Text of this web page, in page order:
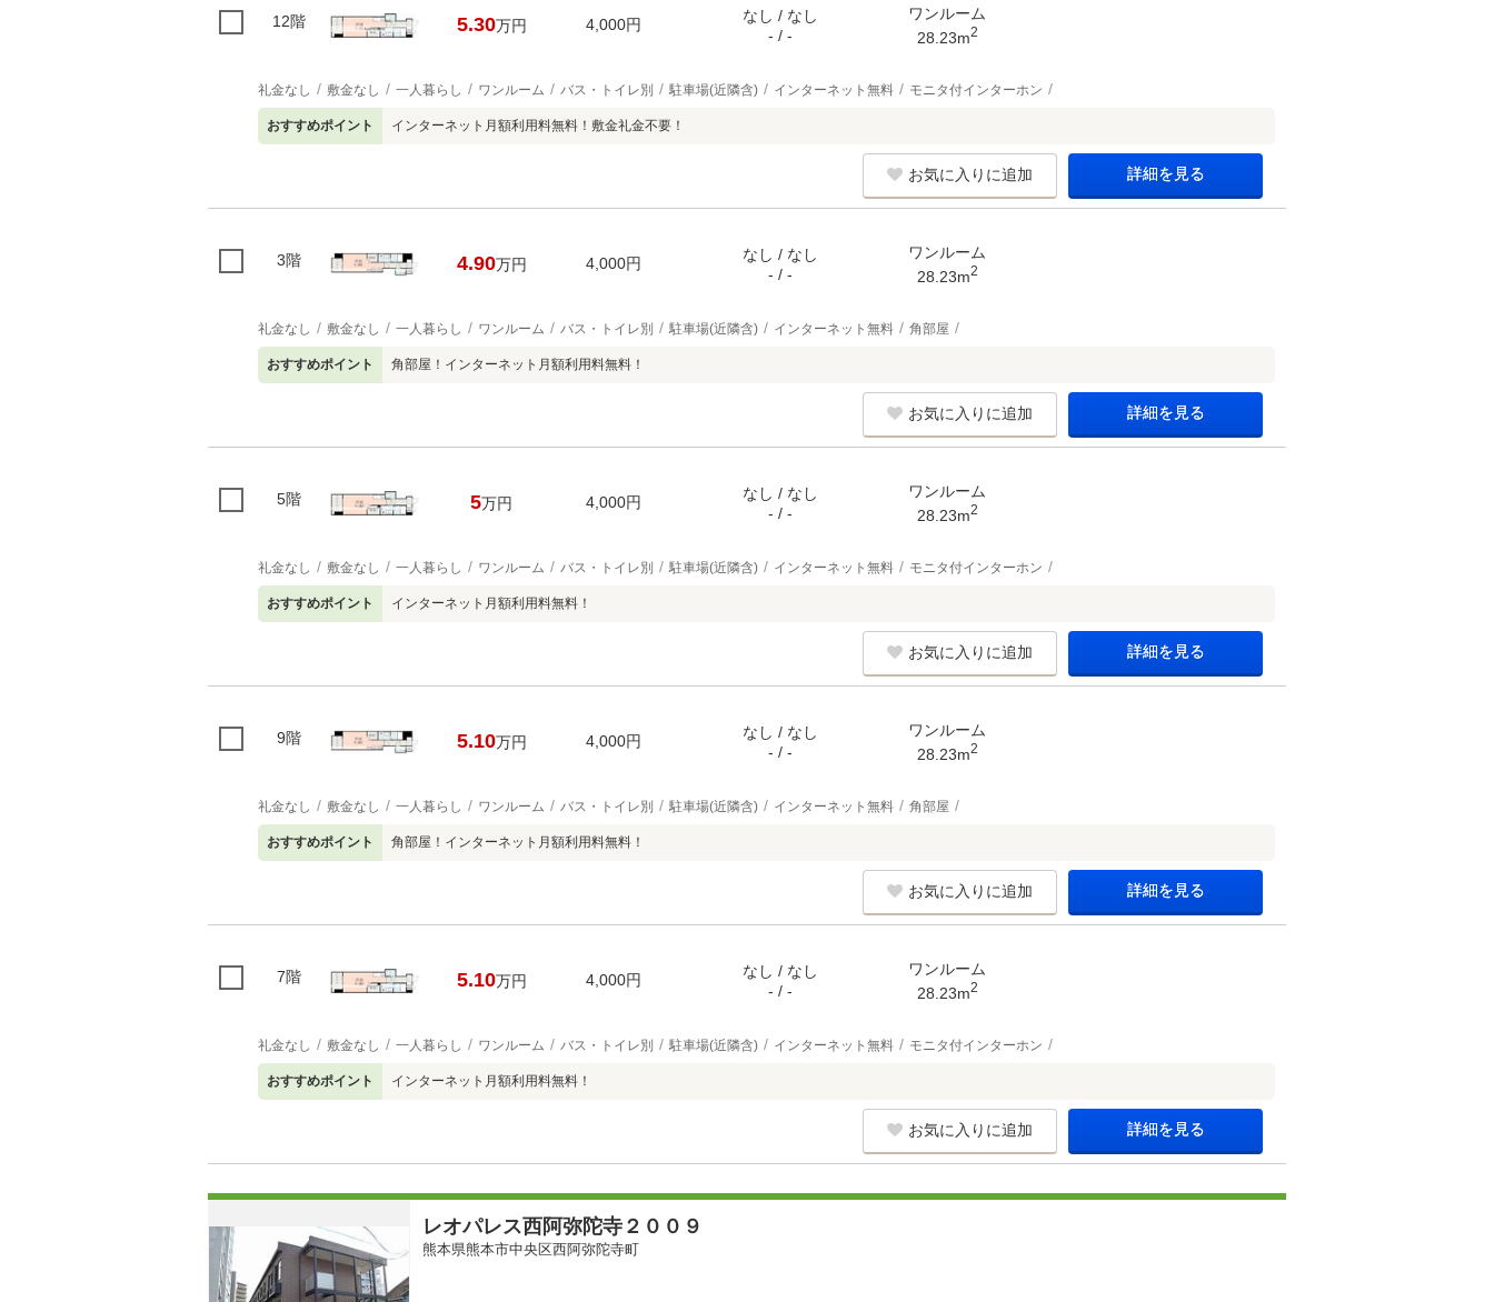
12階 5.30万円 4,000円
なし / なし
- / -
ワンルーム
28.23m2
礼金なし 敷金なし 一人暮らし ワンルーム バス・トイレ別 駐車場(近隣含) インターネット無料 モニタ付インターホン
おすすめポイント インターネット月額利用料無料！敷金礼金不要！
お気に入りに追加 詳細を見る
3階 4.90万円 4,000円
なし / なし
- / -
ワンルーム
28.23m2
礼金なし 敷金なし 一人暮らし ワンルーム バス・トイレ別 駐車場(近隣含) インターネット無料 角部屋
おすすめポイント 角部屋！インターネット月額利用料無料！
お気に入りに追加 詳細を見る
5階 5万円 4,000円
なし / なし
- / -
ワンルーム
28.23m2
礼金なし 敷金なし 一人暮らし ワンルーム バス・トイレ別 駐車場(近隣含) インターネット無料 モニタ付インターホン
おすすめポイント インターネット月額利用料無料！
お気に入りに追加 詳細を見る
9階 5.10万円 4,000円
なし / なし
- / -
ワンルーム
28.23m2
礼金なし 敷金なし 一人暮らし ワンルーム バス・トイレ別 駐車場(近隣含) インターネット無料 角部屋
おすすめポイント 角部屋！インターネット月額利用料無料！
お気に入りに追加 詳細を見る
7階 5.10万円 4,000円
なし / なし
- / -
ワンルーム
28.23m2
礼金なし 敷金なし 一人暮らし ワンルーム バス・トイレ別 駐車場(近隣含) インターネット無料 モニタ付インターホン
おすすめポイント インターネット月額利用料無料！
お気に入りに追加 詳細を見る
レオパレス西阿弥陀寺２００９
熊本県熊本市中央区西阿弥陀寺町